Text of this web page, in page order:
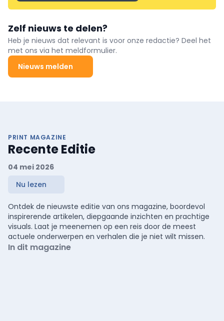
Zelf nieuws te delen?
Heb je nieuws dat relevant is voor onze redactie? Deel het
met ons via het meldformulier.
Nieuws melden
PRINT MAGAZINE
Recente Editie
04 mei 2026
Nu lezen
Ontdek de nieuwste editie van ons magazine, boordevol
inspirerende artikelen, diepgaande inzichten en prachtige
visuals. Laat je meenemen op een reis door de meest
actuele onderwerpen en verhalen die je niet wilt missen.
In dit magazine